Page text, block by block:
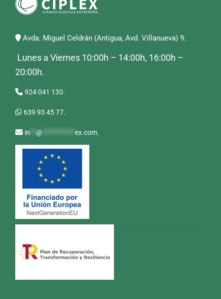
Avda. Miguel Celdrán (Antigua, Avd. Villanueva) 9.
Lunes a Viernes 10:00h – 14:00h, 16:00h –
20:00h.
924 041 130.
639 93 45 77.
in **@ ***********ex.com.